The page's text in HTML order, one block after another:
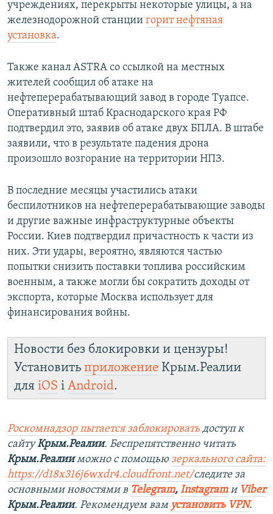
учреждениях, перекрыты некоторые улицы, а на
железнодорожной станции горит нефтяная
установка.
Также канал ASTRA со ссылкой на местных
жителей сообщил об атаке на
нефтеперерабатывающий завод в городе Туапсе.
Оперативный штаб Краснодарского края РФ
подтвердил это, заявив об атаке двух БПЛА. В штабе
заявили, что в результате падения дрона
произошло возгорание на территории НПЗ.
В последние месяцы участились атаки
беспилотников на нефтеперерабатывающие заводы
и другие важные инфраструктурные объекты
России. Киев подтвердил причастность к части из
них. Эти удары, вероятно, являются частью
попытки снизить поставки топлива российским
военным, а также могли бы сократить доходы от
экспорта, которые Москва использует для
финансирования войны.
Новости без блокировки и цензуры!
Установить приложение Крым.Реалии
для iOS і Android.
Роскомнадзор пытается заблокировать доступ к
сайтуКрым.Реалии. Беспрепятственно читать
Крым.Реалииможно с помощью зеркального сайта:
https://d18x316j6wxdr4.cloudfront.net/следите за
основными новостями в Telegram, Instagramи Viber
Крым.Реалии. Рекомендуем вам установить VPN.